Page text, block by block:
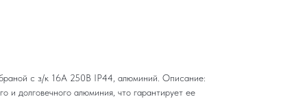
с з/к 16А 250В IP44, алюминий. Описание:
и долговечного алюминия, что гарантирует ее